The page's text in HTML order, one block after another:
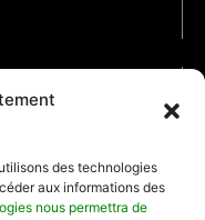
des technologies
aux informations des
nous permettra de